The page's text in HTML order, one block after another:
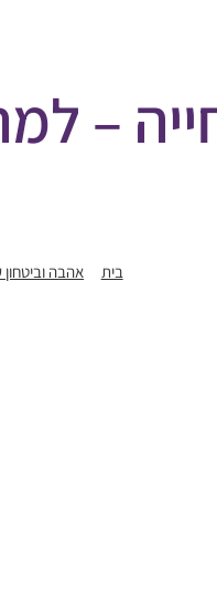
–
בית אהבה